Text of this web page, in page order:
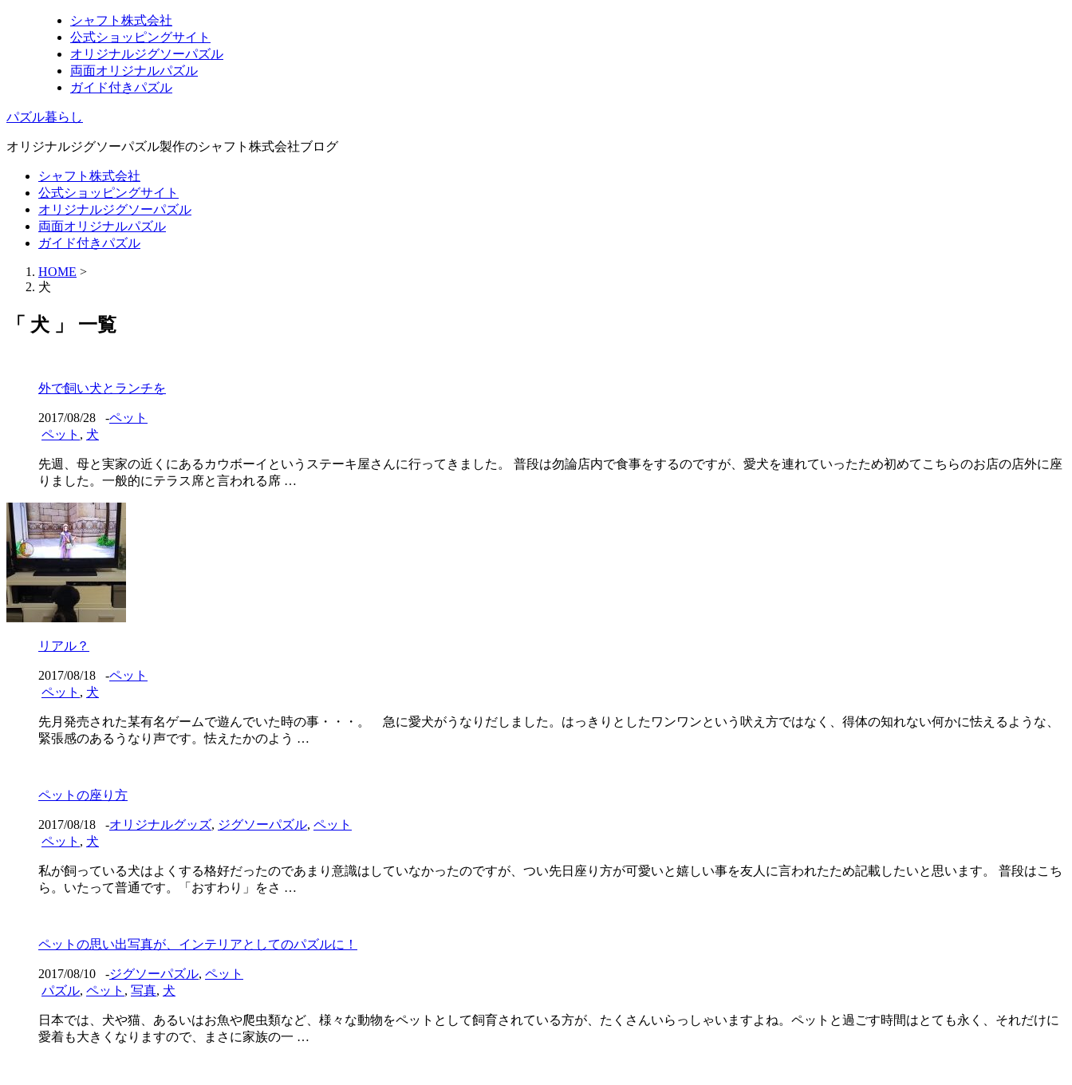
シャフト株式会社
公式ショッピングサイト
オリジナルジグソーパズル
両面オリジナルパズル
ガイド付きパズル
パズル暮らし
オリジナルジグソーパズル製作のシャフト株式会社ブログ
シャフト株式会社
公式ショッピングサイト
オリジナルジグソーパズル
両面オリジナルパズル
ガイド付きパズル
HOME >
犬
「 犬 」 一覧
外で飼い犬とランチを
2017/08/28 -ペット
ペット , 犬
先週、母と実家の近くにあるカウボーイというステーキ屋さんに行ってきました。 普段は勿論店内で食事をするのですが、愛犬を連れていったため初めてこちらのお店の店外に座
りました。一般的にテラス席と言われる席 …
リアル？
2017/08/18 -ペット
ペット , 犬
先月発売された某有名ゲームで遊んでいた時の事・・・。 急に愛犬がうなりだしました。はっきりとしたワンワンという吠え方ではなく、得体の知れない何かに怯えるような、
緊張感のあるうなり声です。怯えたかのよう …
ペットの座り方
2017/08/18 -オリジナルグッズ, ジグソーパズル, ペット
ペット , 犬
私が飼っている犬はよくする格好だったのであまり意識はしていなかったのですが、つい先日座り方が可愛いと嬉しい事を友人に言われたため記載したいと思います。 普段はこち
ら。いたって普通です。「おすわり」をさ …
ペットの思い出写真が、インテリアとしてのパズルに！
2017/08/10 -ジグソーパズル, ペット
パズル, ペット , 写真, 犬
日本では、犬や猫、あるいはお魚や爬虫類など、様々な動物をペットとして飼育されている方が、たくさんいらっしゃいますよね。ペットと過ごす時間はとても永く、それだけに
愛着も大きくなりますので、まさに家族の一 …